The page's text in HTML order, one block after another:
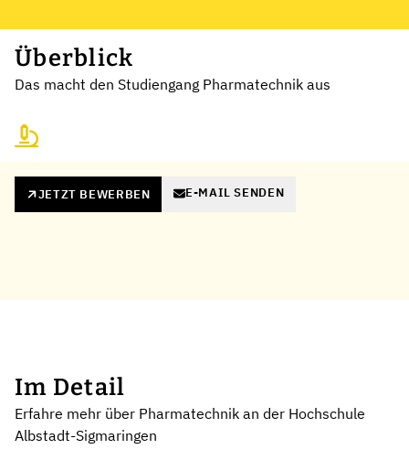
Überblick
Das macht den Studiengang Pharmatechnik aus
JETZT BEWERBEN E-MAIL SENDEN
Im Detail
Erfahre mehr über Pharmatechnik an der Hochschule
Albstadt-Sigmaringen